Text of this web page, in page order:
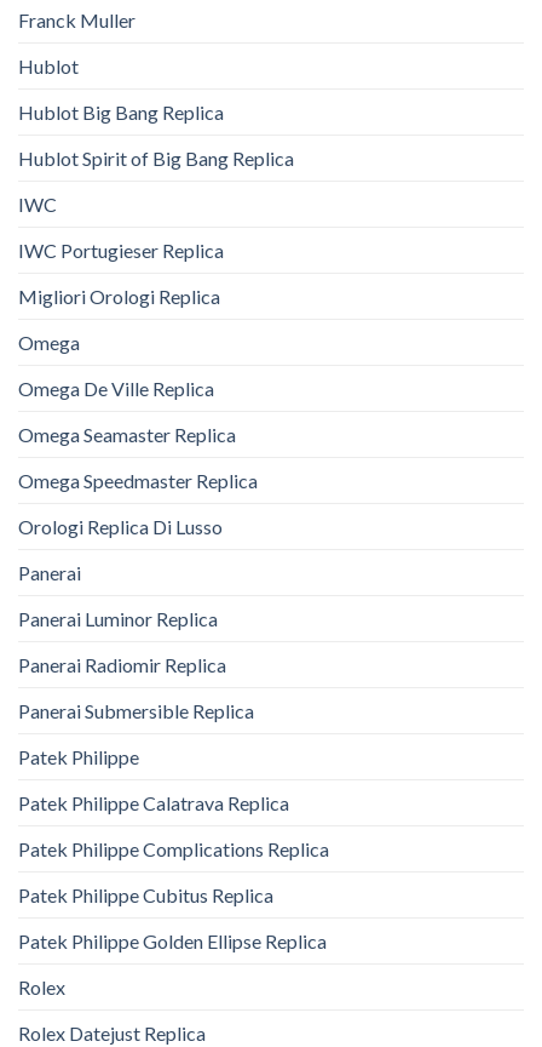
Franck Muller
Hublot
Hublot Big Bang Replica
Hublot Spirit of Big Bang Replica
IWC
IWC Portugieser Replica
Migliori Orologi Replica
Omega
Omega De Ville Replica
Omega Seamaster Replica
Omega Speedmaster Replica
Orologi Replica Di Lusso
Panerai
Panerai Luminor Replica
Panerai Radiomir Replica
Panerai Submersible Replica
Patek Philippe
Patek Philippe Calatrava Replica
Patek Philippe Complications Replica
Patek Philippe Cubitus Replica
Patek Philippe Golden Ellipse Replica
Rolex
Rolex Datejust Replica